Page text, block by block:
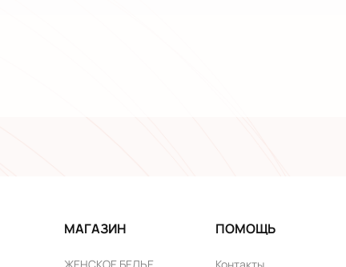
МАГАЗИН ПОМОЩЬ